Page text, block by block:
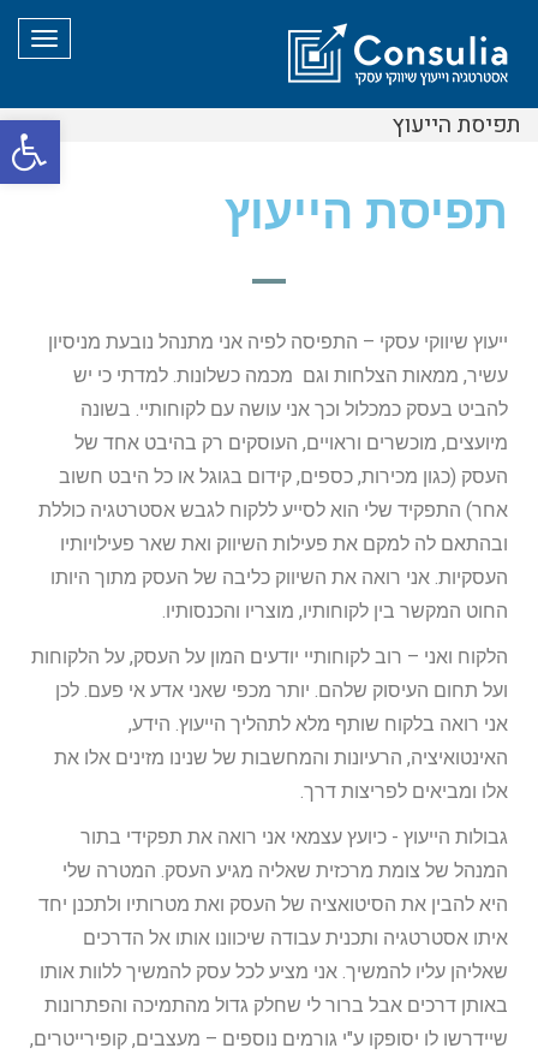
תפיסת הייעוץ
תפיסת הייעוץ
ייעוץ שיווקי עסקי – התפיסה לפיה אני מתנהל נובעת מניסיון
עשיר, ממאות הצלחות וגם מכמה כשלונות. למדתי כי יש
להביט בעסק כמכלול וכך אני עושה עם לקוחותיי. בשונה
מיועצים, מוכשרים וראויים, העוסקים רק בהיבט אחד של
העסק (כגון מכירות, כספים, קידום בגוגל או כל היבט חשוב
אחר) התפקיד שלי הוא לסייע ללקוח לגבש אסטרטגיה כוללת
ובהתאם לה למקם את פעילות השיווק ואת שאר פעילויותיו
העסקיות. אני רואה את השיווק כליבה של העסק מתוך היותו
החוט המקשר בין לקוחותיו, מוצריו והכנסותיו.
הלקוח ואני – רוב לקוחותיי יודעים המון על העסק, על הלקוחות
ועל תחום העיסוק שלהם. יותר מכפי שאני אדע אי פעם. לכן
אני רואה בלקוח שותף מלא לתהליך הייעוץ. הידע,
האינטואיציה, הרעיונות והמחשבות של שנינו מזינים אלו את
אלו ומביאים לפריצות דרך.
גבולות הייעוץ - כיועץ עצמאי אני רואה את תפקידי בתור
המנהל של צומת מרכזית שאליה מגיע העסק. המטרה שלי
היא להבין את הסיטואציה של העסק ואת מטרותיו ולתכנן יחד
איתו אסטרטגיה ותכנית עבודה שיכוונו אותו אל הדרכים
שאליהן עליו להמשיך. אני מציע לכל עסק להמשיך ללוות אותו
באותן דרכים אבל ברור לי שחלק גדול מהתמיכה והפתרונות
שיידרשו לו יסופקו ע"י גורמים נוספים – מעצבים, קופירייטרים,